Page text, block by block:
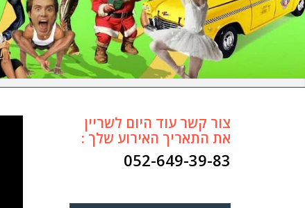
צור קשר עוד היום לשריין
את התאריך האירוע שלך :
052-649-39-83